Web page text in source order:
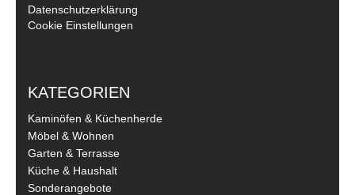
Datenschutzerklärung
Cookie Einstellungen
KATEGORIEN
Kaminöfen & Küchenherde
Möbel & Wohnen
Garten & Terrasse
Küche & Haushalt
Sonderangebote